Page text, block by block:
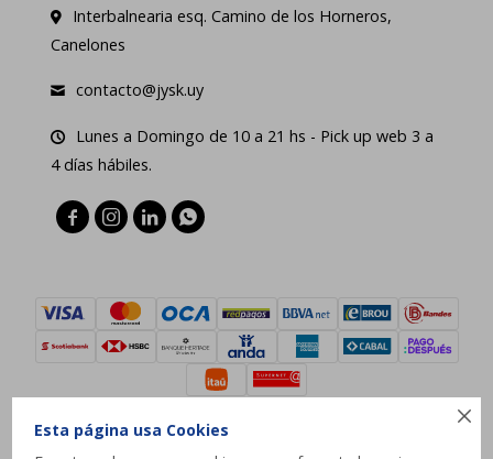

Esta página usa Cookies
Interbalnearia esq. Camino de los Horneros,
Canelones
contacto@jysk.uy
Lunes a Domingo de 10 a 21 hs - Pick up web 3 a
4 días hábiles.
   